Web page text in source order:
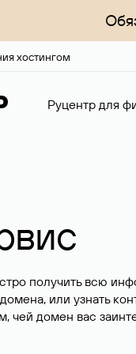
хостингом
Руцентр для
получить всю
или узнать
чей домен вас